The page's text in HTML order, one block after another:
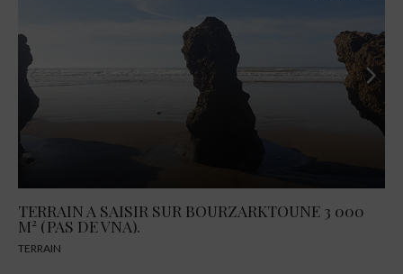
TERRAIN A SAISIR SUR BOURZARKTOUNE 3 000
M² (PAS DE VNA).
TERRAIN